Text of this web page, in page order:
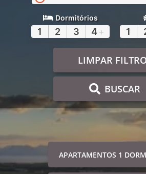
Dormitórios
1 2 3 4 + 1
LIMPAR
BUSCAR
APARTAMENTOS 1